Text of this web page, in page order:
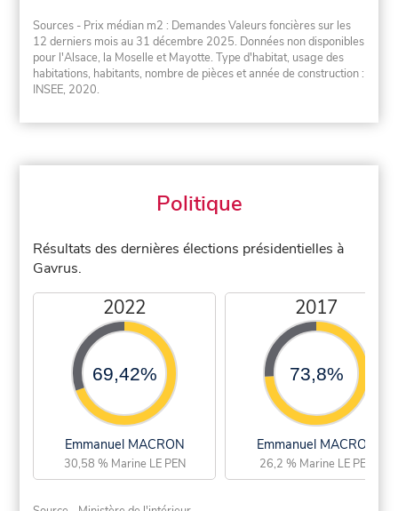
Sources - Prix médian m2 : Demandes Valeurs foncières sur les
12 derniers mois au 31 décembre 2025. Données non disponibles
pour l'Alsace, la Moselle et Mayotte. Type d'habitat, usage des
habitations, habitants, nombre de pièces et année de construction :
INSEE, 2020.
Politique
Résultats des dernières élections présidentielles à
Gavrus.
2022
69,42%
Emmanuel MACRON
30,58 % Marine LE PEN
2017
73,8%
Emmanuel MACRON
26,2 % Marine LE PEN